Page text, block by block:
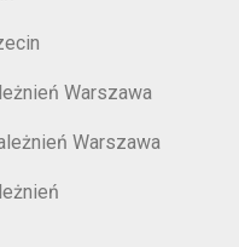
Warszawa
Warszawa